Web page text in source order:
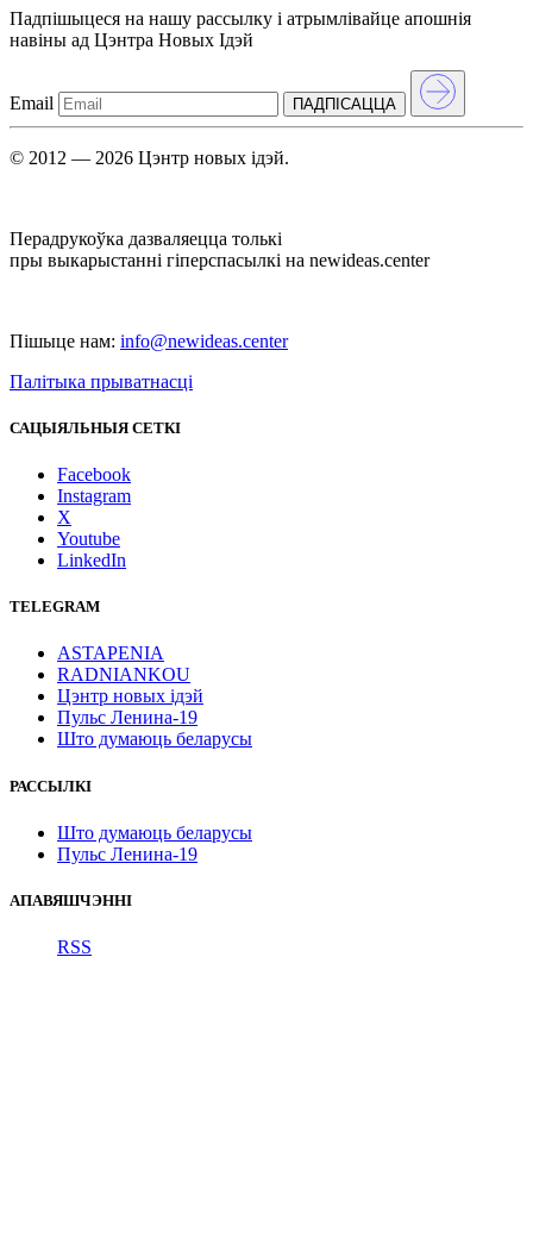
Падпішыцеся на нашу рассылкy і атрымлівайце апошнія
навіны ад Цэнтра Новых Iдэй
Email ПАДПIСАЦЦА
© 2012 — 2026 Цэнтр новых ідэй.
Перадрукоўка дазваляецца толькі
пры выкарыстанні гіперспасылкі на newideas.center
Пішыце нам: info@newideas.center
Палітыка прыватнасці
САЦЫЯЛЬНЫЯ СЕТКІ
Facebook
Instagram
X
Youtube
LinkedIn
TELEGRAM
ASTAPENIA
RADNIANKOU
Цэнтр новых ідэй
Пульс Ленина-19
Што думаюць беларусы
РАССЫЛКІ
Што думаюць беларусы
Пульс Ленина-19
АПАВЯШЧЭННІ
RSS